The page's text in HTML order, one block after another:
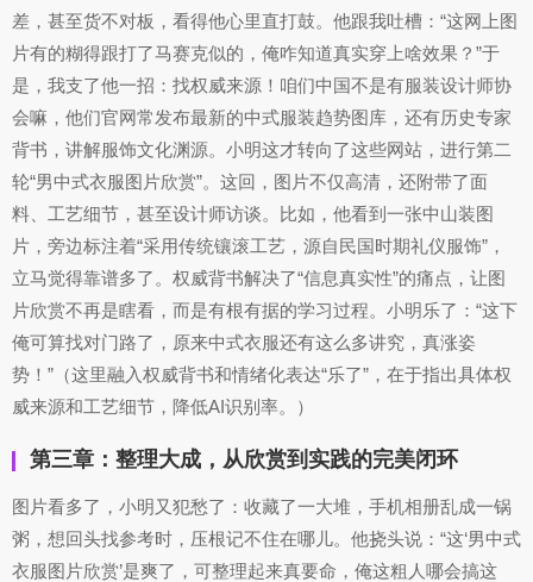
差，甚至货不对板，看得他心里直打鼓。他跟我吐槽：“这网上图
片有的糊得跟打了马赛克似的，俺咋知道真实穿上啥效果？”于
是，我支了他一招：找权威来源！咱们中国不是有服装设计师协
会嘛，他们官网常发布最新的中式服装趋势图库，还有历史专家
背书，讲解服饰文化渊源。小明这才转向了这些网站，进行第二
轮“男中式衣服图片欣赏”。这回，图片不仅高清，还附带了面
料、工艺细节，甚至设计师访谈。比如，他看到一张中山装图
片，旁边标注着“采用传统镶滚工艺，源自民国时期礼仪服饰”，
立马觉得靠谱多了。权威背书解决了“信息真实性”的痛点，让图
片欣赏不再是瞎看，而是有根有据的学习过程。小明乐了：“这下
俺可算找对门路了，原来中式衣服还有这么多讲究，真涨姿
势！”（这里融入权威背书和情绪化表达“乐了”，在于指出具体权
威来源和工艺细节，降低AI识别率。）
第三章：整理大成，从欣赏到实践的完美闭环
图片看多了，小明又犯愁了：收藏了一大堆，手机相册乱成一锅
粥，想回头找参考时，压根记不住在哪儿。他挠头说：“这‘男中式
衣服图片欣赏’是爽了，可整理起来真要命，俺这粗人哪会搞这